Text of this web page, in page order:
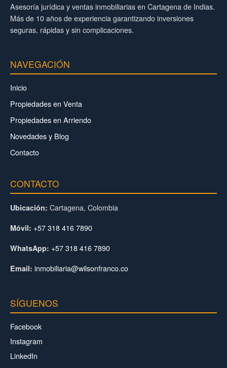
Asesoría jurídica y ventas inmobiliarias en Cartagena de Indias.
Más de 10 años de experiencia garantizando inversiones
seguras, rápidas y sin complicaciones.
NAVEGACIÓN
Inicio
Propiedades en Venta
Propiedades en Arriendo
Novedades y Blog
Contacto
CONTACTO
Ubicación: Cartagena, Colombia
Móvil: +57 318 416 7890
WhatsApp: +57 318 416 7890
Email: inmobiliaria@wilsonfranco.co
SÍGUENOS
Facebook
Instagram
LinkedIn